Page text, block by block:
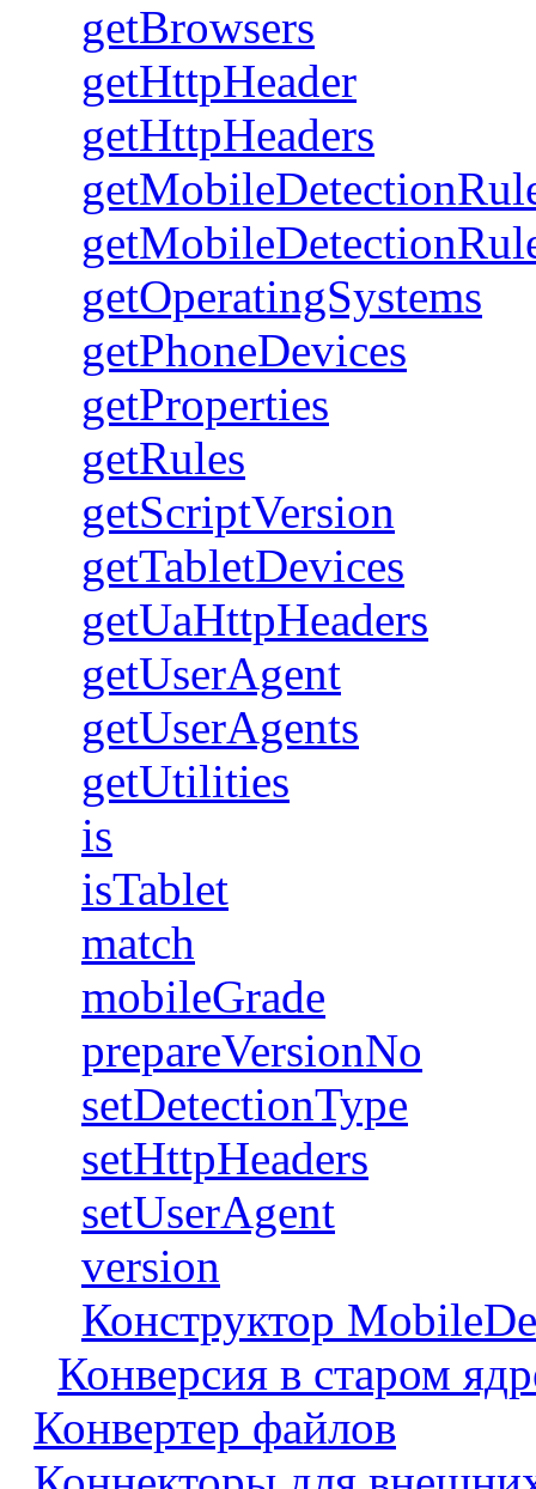
getBrowsers
getHttpHeader
getHttpHeaders
getOperatingSystems
getPhoneDevices
getProperties
getRules
getScriptVersion
getTabletDevices
getUaHttpHeaders
getUserAgent
getUserAgents
getUtilities
is
isTablet
match
mobileGrade
prepareVersionNo
setDetectionType
setHttpHeaders
setUserAgent
version
Конструктор
Конверсия в старом
Конвертер файлов